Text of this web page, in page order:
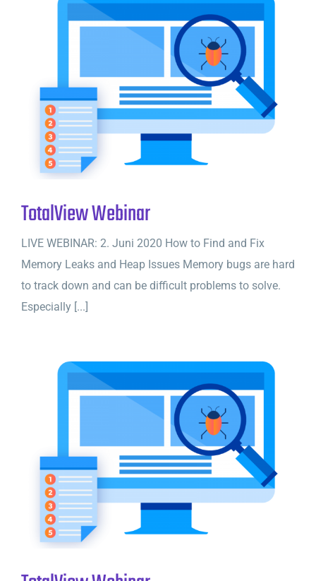
TotalView Webinar
LIVE WEBINAR: 2. Juni 2020 How to Find and Fix
Memory Leaks and Heap Issues Memory bugs are hard
to track down and can be difficult problems to solve.
Especially [...]